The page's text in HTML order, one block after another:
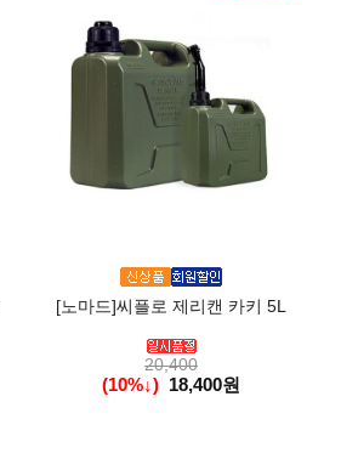
[노마드]씨플로 제리캔 카키 5L
20,400
(10%↓) 18,400원